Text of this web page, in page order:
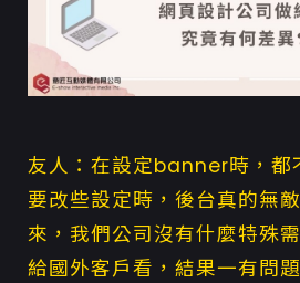
友人：在設定banner時，都
要改些設定時，後台真的無
來，我們公司沒有什麼特殊
給國外客戶看，結果一有問